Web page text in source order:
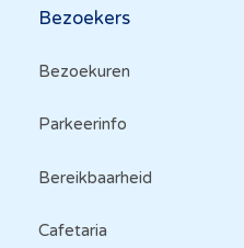
Bezoekers
Bezoekuren
Parkeerinfo
Bereikbaarheid
Cafetaria